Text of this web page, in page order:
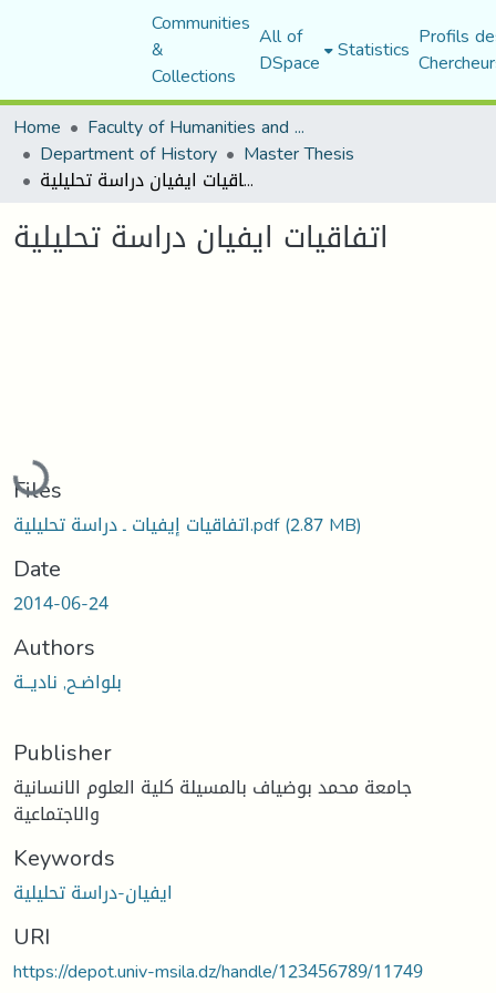
Communities
&
Collections
All of
DSpace Statistics Profils
Home
Faculty of Humanities and Social Sciences
Department of History Master Thesis
اتفاقيات ايفيان دراسة تحليلية
اتفاقيات ايفيان دراسة تحليلية
Loading...
Files
اتفاقيات إيفيات ـ دراسة تحليلية.pdf(2.87 MB)
Date
2014-06-24
Authors
بلواضـح, ناديــة
Publisher
جامعة محمد بوضياف بالمسيلة كلية العلوم الانسانية
والاجتماعية
Keywords
ايفيان-دراسة تحليلية
URI
https://depot.univ-msila.dz/handle/123456789/11749